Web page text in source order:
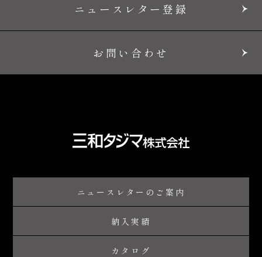
ニュースレター登録
お問い合わせ
ニュースレターのご案内
納入実績
カタログ